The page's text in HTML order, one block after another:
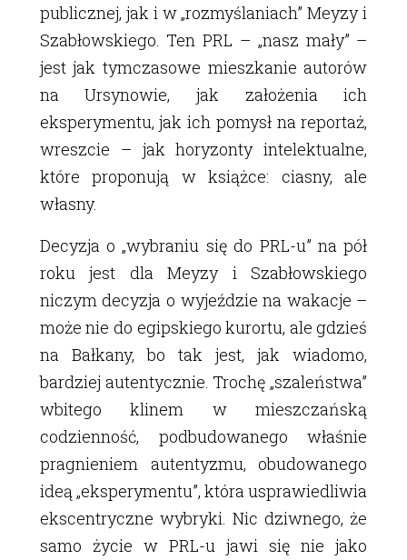
publicznej, jak i w „rozmyślaniach” Meyzy i
Szabłowskiego. Ten PRL – „nasz mały” –
jest jak tymczasowe mieszkanie autorów
na Ursynowie, jak założenia ich
eksperymentu, jak ich pomysł na reportaż,
wreszcie – jak horyzonty intelektualne,
które proponują w książce: ciasny, ale
własny.
Decyzja o „wybraniu się do PRL-u” na pół
roku jest dla Meyzy i Szabłowskiego
niczym decyzja o wyjeździe na wakacje –
może nie do egipskiego kurortu, ale gdzieś
na Bałkany, bo tak jest, jak wiadomo,
bardziej autentycznie. Trochę „szaleństwa”
wbitego klinem w mieszczańską
codzienność, podbudowanego właśnie
pragnieniem autentyzmu, obudowanego
ideą „eksperymentu”, która usprawiedliwia
ekscentryczne wybryki. Nic dziwnego, że
samo życie w PRL-u jawi się nie jako